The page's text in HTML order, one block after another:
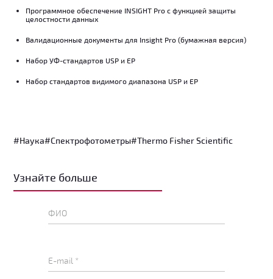
Программное обеспечение INSIGHT Pro с функцией защиты
целостности данных
Валидационные документы для Insight Pro (бумажная версия)
Набор УФ-стандартов USP и EP
Набор стандартов видимого диапазона USP и EP
#Наука#Спектрофотометры#Thermo Fisher Scientific
Узнайте больше